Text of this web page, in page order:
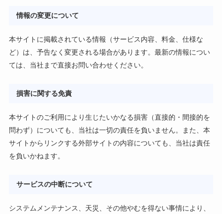
情報の変更について
本サイトに掲載されている情報（サービス内容、料金、仕様な
ど）は、予告なく変更される場合があります。最新の情報につい
ては、当社まで直接お問い合わせください。
損害に関する免責
本サイトのご利用により生じたいかなる損害（直接的・間接的を
問わず）についても、当社は一切の責任を負いません。また、本
サイトからリンクする外部サイトの内容についても、当社は責任
を負いかねます。
サービスの中断について
システムメンテナンス、天災、その他やむを得ない事情により、